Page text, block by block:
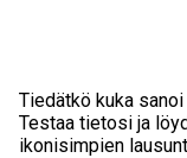
Tiedätkö kuka
Testaa tietosi ja
ikonisimpien